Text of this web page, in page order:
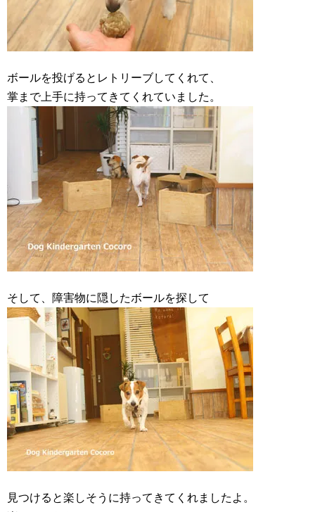
ボールを投げるとレトリーブしてくれて、
掌まで上手に持ってきてくれていました。
そして、障害物に隠したボールを探して
見つけると楽しそうに持ってきてくれましたよ。